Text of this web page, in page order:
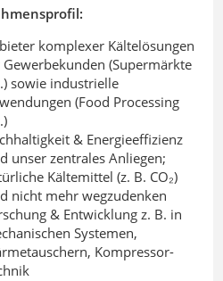
komplexer Kältelösungen
(Supermärkte
sowie industrielle
(Food Processing
& Energieeffizienz
unser zentrales Anliegen;
Kältemittel (z. B. CO₂)
nicht mehr wegzudenken
& Entwicklung z. B. in
Systemen,
Kompressor-